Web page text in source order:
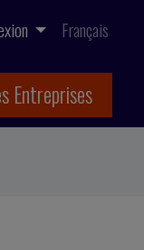
Français
Entreprises